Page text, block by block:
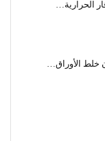
الحرارية…
خلط الأوراق…